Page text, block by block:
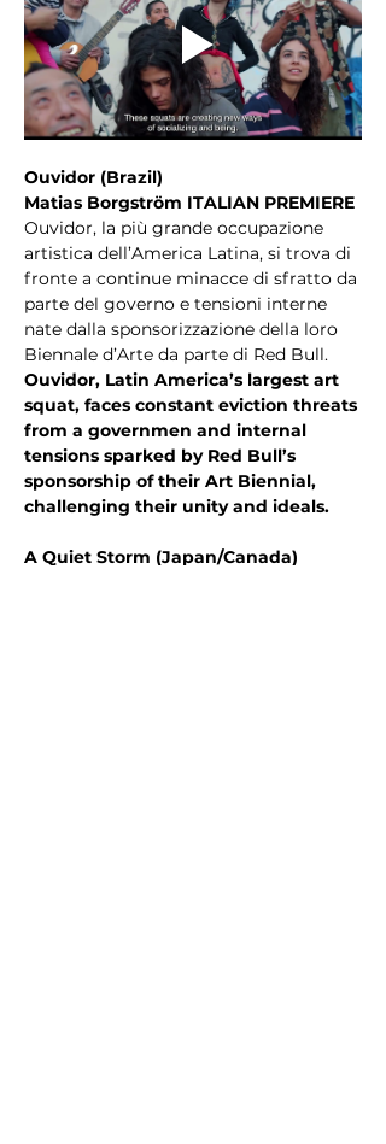
Ouvidor (Brazil)
Matias Borgström ITALIAN PREMIERE
Ouvidor, la più grande occupazione
artistica dell’America Latina, si trova di
fronte a continue minacce di sfratto da
parte del governo e tensioni interne
nate dalla sponsorizzazione della loro
Biennale d’Arte da parte di Red Bull.
Ouvidor, Latin America’s largest art
squat, faces constant eviction threats
from a governmen and internal
tensions sparked by Red Bull’s
sponsorship of their Art Biennial,
challenging their unity and ideals.
A Quiet Storm (Japan/Canada)